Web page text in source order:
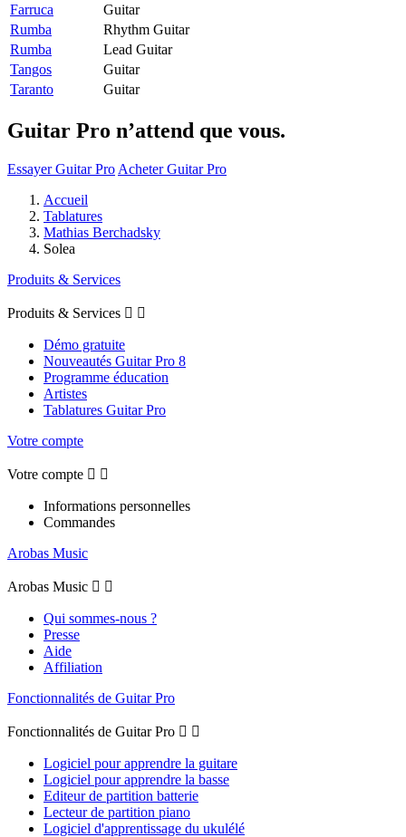
Farruca
Guitar
Rumba
Rhythm Guitar
Rumba
Lead Guitar
Tangos
Guitar
Taranto
Guitar
Guitar Pro n’attend que vous.
Essayer Guitar Pro Acheter Guitar Pro
Accueil
Tablatures
Mathias Berchadsky
Solea
Produits & Services
Produits & Services  
Démo gratuite
Nouveautés Guitar Pro 8
Programme éducation
Artistes
Tablatures Guitar Pro
Votre compte
Votre compte  
Informations personnelles
Commandes
Arobas Music
Arobas Music  
Qui sommes-nous ?
Presse
Aide
Affiliation
Fonctionnalités de Guitar Pro
Fonctionnalités de Guitar Pro  
Logiciel pour apprendre la guitare
Logiciel pour apprendre la basse
Editeur de partition batterie
Lecteur de partition piano
Logiciel d'apprentissage du ukulélé